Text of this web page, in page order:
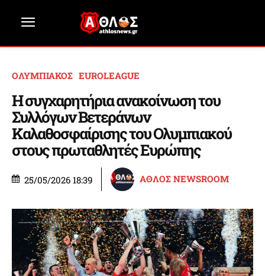
ΟΛΥΜΠΙΑΚΟΣ EUROLEAGUE
Η συγχαρητήρια ανακοίνωση του
Συλλόγων Βετεράνων
Καλαθοσφαίρισης του Ολυμπιακού
στους πρωταθλητές Ευρώπης
25/05/2026 18:39 ΑΘΛΟΣ NEWSROOM